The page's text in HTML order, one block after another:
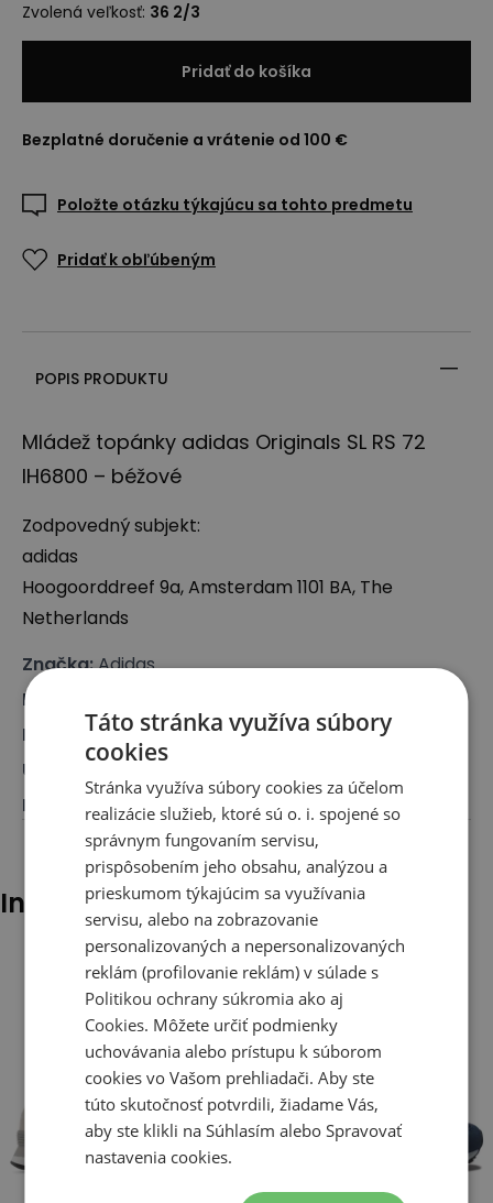
Zvolená veľkosť: 36 2/3
Pridať do košíka
Bezplatné doručenie a vrátenie od 100 €
Položte otázku týkajúcu sa tohto predmetu
Pridať k obľúbeným
POPIS PRODUKTU
Mládež topánky adidas Originals SL RS 72
IH6800 – béžové
Zodpovedný subjekt:
adidas
Hoogoorddreef 9a, Amsterdam 1101 BA, The
Netherlands
Značka:Adidas
Druh
Pre koho: Pre dieťa, Pre ňu
Určenie
Farba
Béžová
Iní klienti tiež pozerali
Táto stránka využíva súbory
cookies
Stránka využíva súbory cookies za účelom
realizácie služieb, ktoré sú o. i. spojené so
správnym fungovaním servisu,
prispôsobením jeho obsahu, analýzou a
prieskumom týkajúcim sa využívania
servisu, alebo na zobrazovanie
personalizovaných a nepersonalizovaných
reklám (profilovanie reklám) v súlade s
Politikou ochrany súkromia ako aj
Cookies. Môžete určiť podmienky
uchovávania alebo prístupu k súborom
cookies vo Vašom prehliadači. Aby ste
túto skutočnosť potvrdili, žiadame Vás,
aby ste klikli na Súhlasím alebo Spravovať
nastavenia cookies.